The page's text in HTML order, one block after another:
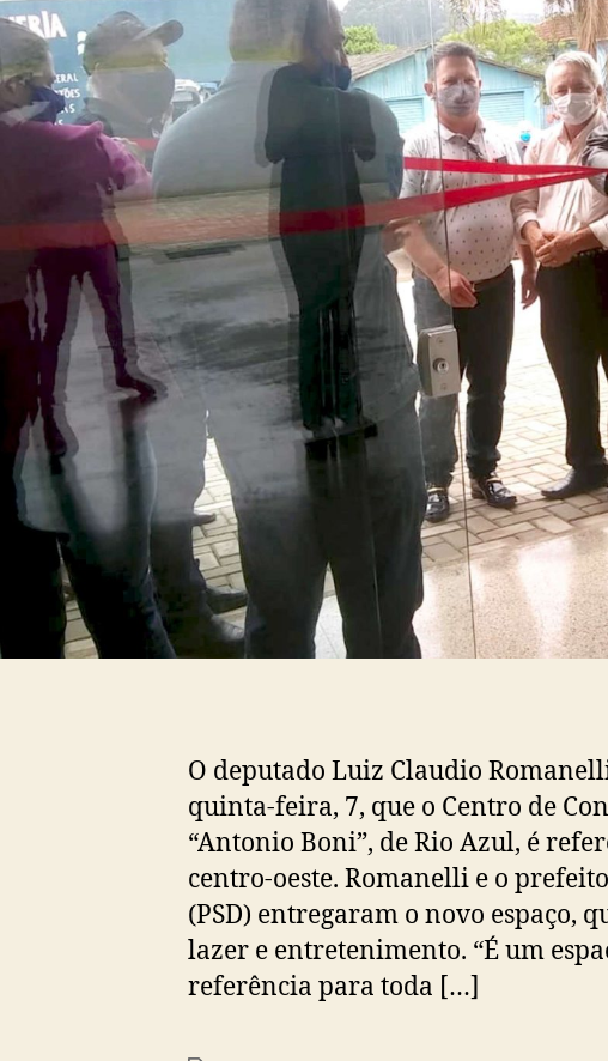
O deputado Luiz Claudio
quinta-feira, 7, que o Centro de
“Antonio Boni”, de Rio Azul, é
centro-oeste. Romanelli e o
(PSD) entregaram o novo espaço,
lazer e entretenimento. “É um
referência para toda […]